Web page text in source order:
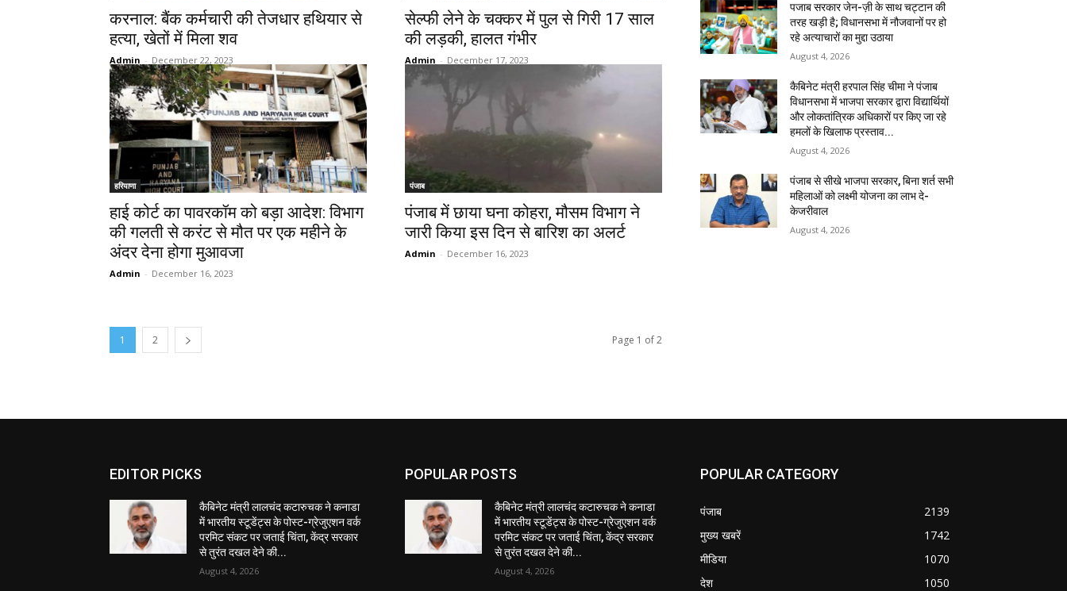
करनाल: बैंक कर्मचारी की तेजधार हथियार से
हत्या, खेतों में मिला शव
Admin - December 22, 2023
सेल्फी लेने के चक्कर में पुल से गिरी 17 साल
की लड़की, हालत गंभीर
Admin - December 17, 2023
हरियाणा
हाई कोर्ट का पावरकॉम को बड़ा आदेश: विभाग
की गलती से करंट से मौत पर एक महीने के
अंदर देना होगा मुआवजा
Admin - December 16, 2023
पंजाब
पंजाब में छाया घना कोहरा, मौसम विभाग ने
जारी किया इस दिन से बारिश का अलर्ट
Admin - December 16, 2023
1 2 Page 1 of 2
पजाब सरकार जेन-ज़ी के साथ चट्टान की
तरह खड़ी है; विधानसभा में नौजवानों पर हो
रहे अत्याचारों का मुद्दा उठाया
August 4, 2026
कैबिनेट मंत्री हरपाल सिंह चीमा ने पंजाब
विधानसभा में भाजपा सरकार द्वारा विद्यार्थियों
और लोकतांत्रिक अधिकारों पर किए जा रहे
हमलों के खिलाफ प्रस्ताव...
August 4, 2026
पंजाब से सीखे भाजपा सरकार, बिना शर्त सभी
महिलाओं को लक्ष्मी योजना का लाभ दे-
केजरीवाल
August 4, 2026
EDITOR PICKS
कैबिनेट मंत्री लालचंद कटारुचक ने कनाडा
में भारतीय स्टूडेंट्स के पोस्ट-ग्रेजुएशन वर्क
परमिट संकट पर जताई चिंता, केंद्र सरकार
से तुरंत दखल देने की...
August 4, 2026
POPULAR POSTS
कैबिनेट मंत्री लालचंद कटारुचक ने कनाडा
में भारतीय स्टूडेंट्स के पोस्ट-ग्रेजुएशन वर्क
परमिट संकट पर जताई चिंता, केंद्र सरकार
से तुरंत दखल देने की...
August 4, 2026
POPULAR CATEGORY
पंजाब
2139
मुख्य खबरें
1742
मीडिया
1070
देश
1050